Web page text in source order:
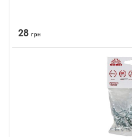
28грн